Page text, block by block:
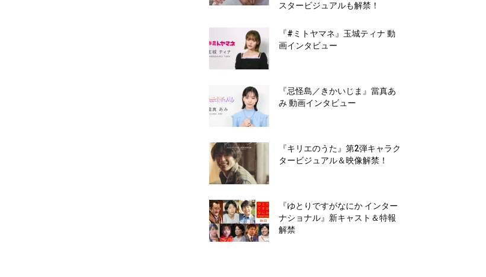
スタービジュアルも解禁！
『#ミトヤマネ』玉城ティナ 動
画インタビュー
『忌怪島／きかいじま』當真あ
み 動画インタビュー
『キリエのうた』第2弾キャラク
タービジュアル＆映像解禁！
『ゆとりですがなにか インター
ナショナル』新キャスト＆特報
解禁